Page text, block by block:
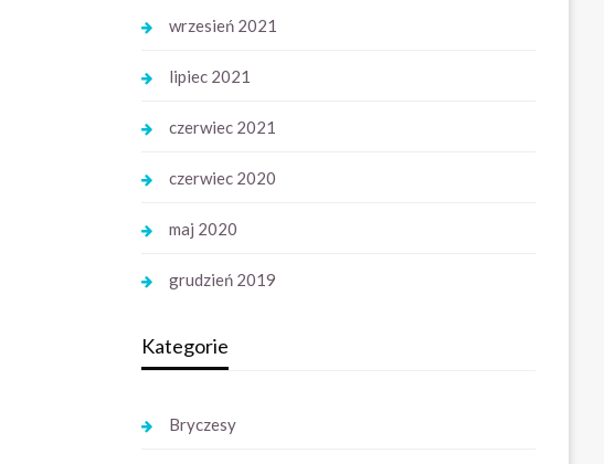
wrzesień 2021
lipiec 2021
czerwiec 2021
czerwiec 2020
maj 2020
grudzień 2019
Kategorie
Bryczesy